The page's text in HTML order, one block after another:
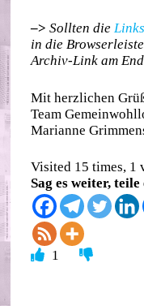
–> Sollten dieLinks
in die
Archiv-Link am
Mit herzlichen
Team
Marianne
Visited 15 times, 1
Sag es weiter, teile
1